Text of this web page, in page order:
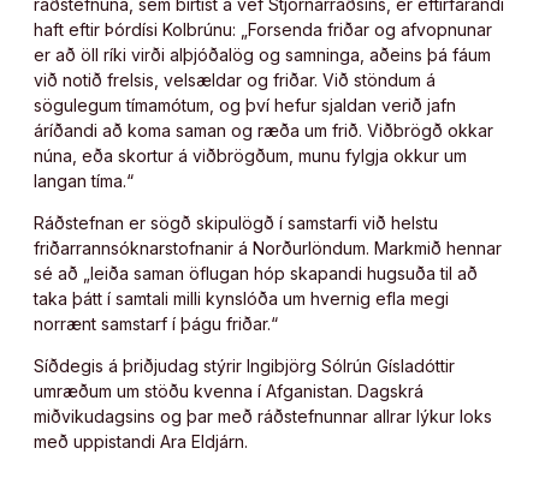
ráðstefnuna, sem birtist á vef Stjórnarráðsins, er eftirfarandi
haft eftir Þórdísi Kolbrúnu: „Forsenda friðar og afvopnunar
er að öll ríki virði alþjóðalög og samninga, aðeins þá fáum
við notið frelsis, velsældar og friðar. Við stöndum á
sögulegum tímamótum, og því hefur sjaldan verið jafn
áríðandi að koma saman og ræða um frið. Viðbrögð okkar
núna, eða skortur á viðbrögðum, munu fylgja okkur um
langan tíma.“
Ráðstefnan er sögð skipulögð í samstarfi við helstu
friðarrannsóknarstofnanir á Norðurlöndum. Markmið hennar
sé að „leiða saman öflugan hóp skapandi hugsuða til að
taka þátt í samtali milli kynslóða um hvernig efla megi
norrænt samstarf í þágu friðar.“
Síðdegis á þriðjudag stýrir Ingibjörg Sólrún Gísladóttir
umræðum um stöðu kvenna í Afganistan. Dagskrá
miðvikudagsins og þar með ráðstefnunnar allrar lýkur loks
með uppistandi Ara Eldjárn.